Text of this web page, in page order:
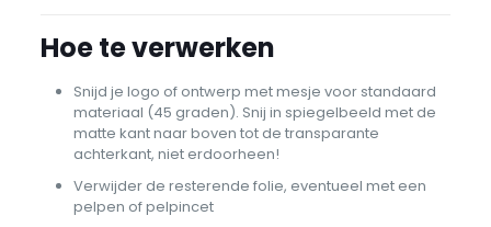
Hoe te verwerken
Snijd je logo of ontwerp met mesje voor standaard
materiaal (45 graden). Snij in spiegelbeeld met de
matte kant naar boven tot de transparante
achterkant, niet erdoorheen!
Verwijder de resterende folie, eventueel met een
pelpen of pelpincet